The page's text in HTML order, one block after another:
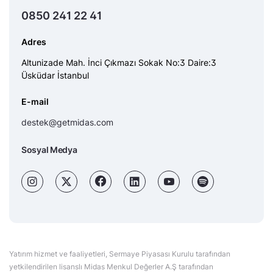
0850 241 22 41
Adres
Altunizade Mah. İnci Çıkmazı Sokak No:3 Daire:3
Üsküdar İstanbul
E-mail
destek@getmidas.com
Sosyal Medya
Yatırım hizmet ve faaliyetleri, Sermaye Piyasası Kurulu tarafından
yetkilendirilen lisanslı Midas Menkul Değerler A.Ş tarafından